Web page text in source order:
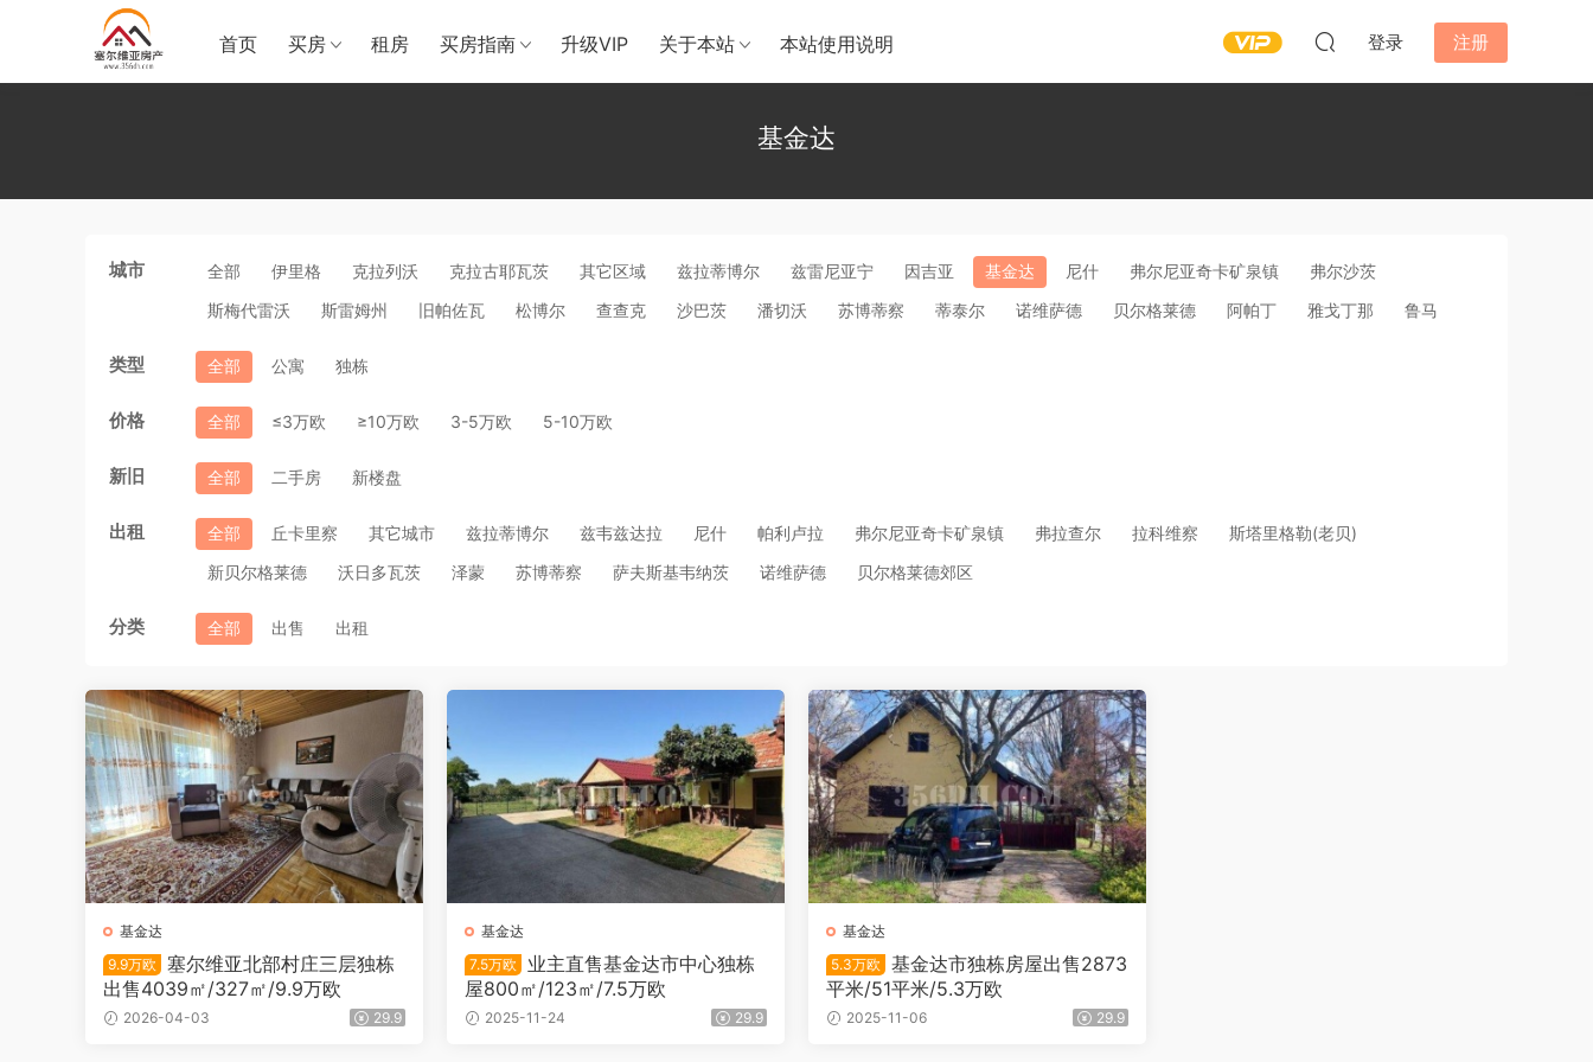
首页 买房 租房 买房指南 升级VIP 关于本站 本站使用说明 登录 注册
基金达
城市 全部 伊里格 克拉列沃 克拉古耶瓦茨 其它区域 兹拉蒂博尔 兹雷尼亚宁 因吉亚 基金达 尼什 弗尔尼亚奇卡矿泉镇
弗尔沙茨
斯梅代雷沃
斯雷姆州 旧帕佐瓦 松博尔 查查克 沙巴茨 潘切沃 苏博蒂察 蒂泰尔 诺维萨德 贝尔格莱德 阿帕丁 雅戈丁那 鲁马
类型 全部 公寓 独栋
价格 全部 ≤3万欧 ≥10万欧 3-5万欧 5-10万欧
新旧 全部 二手房 新楼盘
出租 全部 丘卡里察 其它城市 兹拉蒂博尔 兹韦兹达拉 尼什 帕利卢拉 弗尔尼亚奇卡矿泉镇 弗拉查尔 拉科维察
斯塔里格勒(老贝)
新贝尔格莱德
沃日多瓦茨 泽蒙 苏博蒂察 萨夫斯基韦纳茨 诺维萨德 贝尔格莱德郊区
分类 全部 出售 出租
基金达
9.9万欧
塞尔维亚北部村庄三层独栋
出售4039㎡/327㎡/9.9万欧
2026-04-03 29.9
基金达
7.5万欧
业主直售基金达市中心独栋
屋800㎡/123㎡/7.5万欧
2025-11-24 29.9
基金达
5.3万欧
基金达市独栋房屋出售2873
平米/51平米/5.3万欧
2025-11-06 29.9